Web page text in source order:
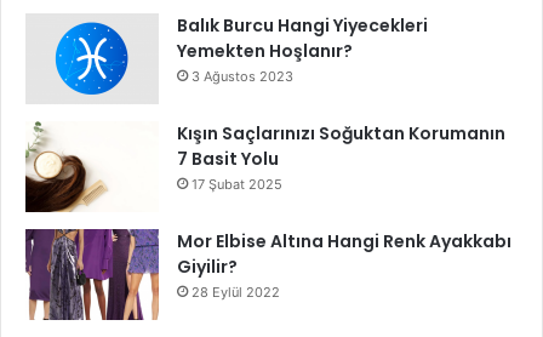
Balık Burcu Hangi Yiyecekleri
Yemekten Hoşlanır?
3 Ağustos 2023
Kışın Saçlarınızı Soğuktan Korumanın
7 Basit Yolu
17 Şubat 2025
Mor Elbise Altına Hangi Renk Ayakkabı
Giyilir?
28 Eylül 2022